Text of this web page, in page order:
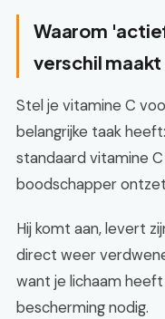
Waarom
verschil maakt
Stel je vitamine C
belangrijke taak
standaard vitamine
boodschapper
Hij komt aan, levert
direct weer
want je lichaam
bescherming nodig.